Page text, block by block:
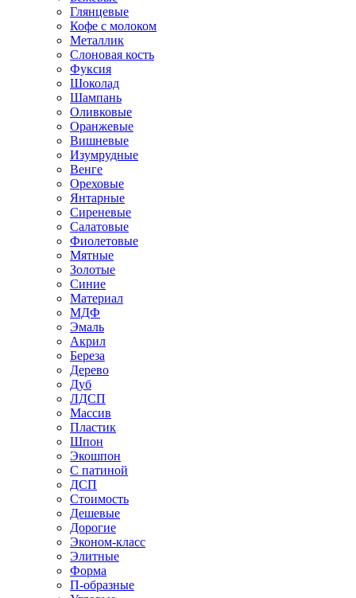
Глянцевые
Кофе с молоком
Металлик
Слоновая кость
Фуксия
Шоколад
Шампань
Оливковые
Оранжевые
Вишневые
Изумрудные
Венге
Ореховые
Янтарные
Сиреневые
Салатовые
Фиолетовые
Мятные
Золотые
Синие
Материал
МДФ
Эмаль
Акрил
Береза
Дерево
Дуб
ЛДСП
Массив
Пластик
Шпон
Экошпон
С патиной
ДСП
Стоимость
Дешевые
Дорогие
Эконом-класс
Элитные
Форма
П-образные